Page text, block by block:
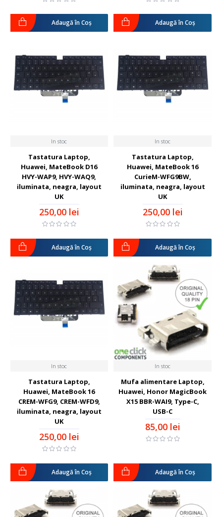
Adaugă în Coş Adaugă în Coş
In stoc
Tastatura Laptop,
Huawei, MateBook D16
HVY-WAP9, HVY-WAQ9,
iluminata, neagra, layout
UK
250,00 lei
Adaugă în Coş
In stoc
Tastatura Laptop,
Huawei, MateBook 16
CurieM-WFG9BW,
iluminata, neagra, layout
UK
250,00 lei
Adaugă în Coş
In stoc
Tastatura Laptop,
Huawei, MateBook 16
CREM-WFG9, CREM-WFD9,
iluminata, neagra, layout
UK
250,00 lei
Adaugă în Coş
In stoc
Mufa alimentare Laptop,
Huawei, Honor MagicBook
X15 BBR-WAI9, Type-C,
USB-C
85,00 lei
Adaugă în Coş